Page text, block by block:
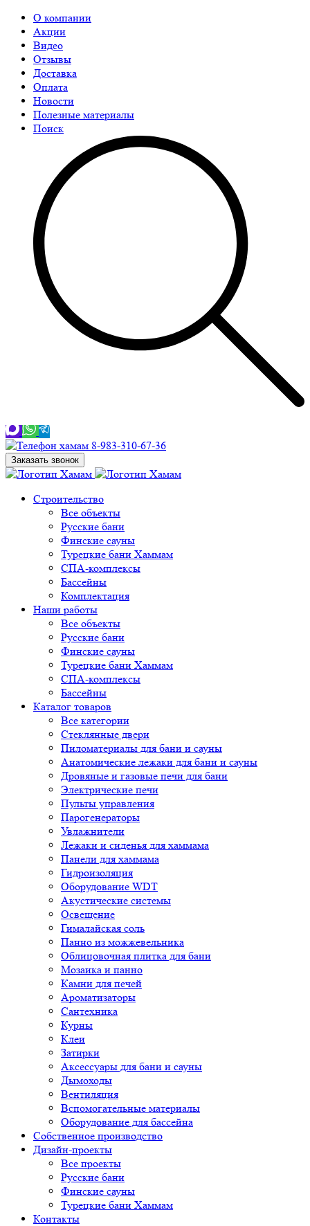
О компании
Акции
Видео
Отзывы
Доставка
Оплата
Новости
Полезные материалы
Поиск
8-983-310-67-36
Заказать звонок
Строительство
Все объекты
Русские бани
Финские сауны
Турецкие бани Хаммам
СПА-комплексы
Бассейны
Комплектация
Наши работы
Все объекты
Русские бани
Финские сауны
Турецкие бани Хаммам
СПА-комплексы
Бассейны
Каталог товаров
Все категории
Стеклянные двери
Пиломатериалы для бани и сауны
Анатомические лежаки для бани и сауны
Дровяные и газовые печи для бани
Электрические печи
Пульты управления
Парогенераторы
Увлажнители
Лежаки и сиденья для хаммама
Панели для хаммама
Гидроизоляция
Оборудование WDT
Акустические системы
Освещение
Гималайская соль
Панно из можжевельника
Облицовочная плитка для бани
Мозаика и панно
Камни для печей
Ароматизаторы
Сантехника
Курны
Клеи
Затирки
Аксессуары для бани и сауны
Дымоходы
Вентиляция
Вспомогательные материалы
Оборудование для бассейна
Собственное производство
Дизайн-проекты
Все проекты
Русские бани
Финские сауны
Турецкие бани Хаммам
Контакты